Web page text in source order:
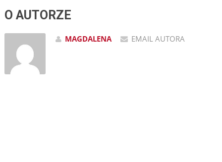
O AUTORZE
MAGDALENA EMAIL AUTORA